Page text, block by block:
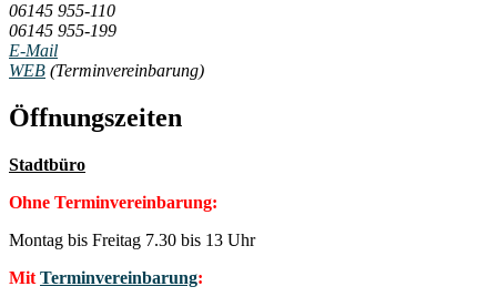
06145 955-110
06145 955-199
E-Mail
WEB (Terminvereinbarung)
Öffnungszeiten
Stadtbüro
Ohne Terminvereinbarung:
Montag bis Freitag 7.30 bis 13 Uhr
Mit Terminvereinbarung: